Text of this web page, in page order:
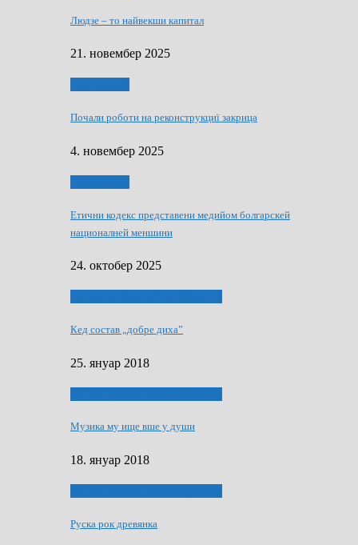
Людзе – то найвекши капитал
21. новембер 2025
Почали роботи на реконструкциї закрица
4. новембер 2025
Етични кодекс представени медийом болгарскей
националней меншини
24. октобер 2025
Кед состав „добре диха”
25. януар 2018
Музика му ище вше у души
18. януар 2018
Руска рок древянка